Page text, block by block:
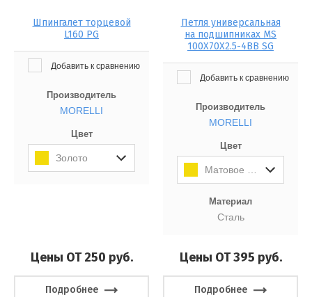
Шпингалет торцевой
L160 PG
Добавить к сравнению
Производитель
MORELLI
Цвет
Золото
Цены ОТ 250 руб.
Подробнее
Петля универсальная
на подшипниках MS
100X70X2.5-4BB SG
Добавить к сравнению
Производитель
MORELLI
Цвет
Материал
Сталь
Цены ОТ 395 руб.
Подробнее